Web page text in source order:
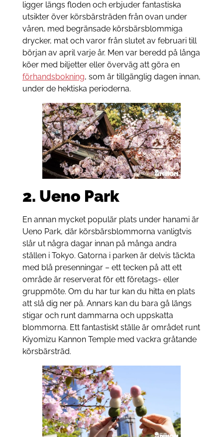
ligger längs floden och erbjuder fantastiska
utsikter över körsbärsträden från ovan under
våren, med begränsade körsbärsblommiga
drycker, mat och varor från slutet av februari till
början av april varje år. Men var beredd på långa
köer med biljetter eller överväg att göra en
förhandsbokning, som är tillgänglig dagen innan,
under de hektiska perioderna.
2. Ueno Park
En annan mycket populär plats under hanami är
Ueno Park, där körsbärsblommorna vanligtvis
slår ut några dagar innan på många andra
ställen i Tokyo. Gatorna i parken är delvis täckta
med blå presenningar – ett tecken på att ett
område är reserverat för ett företags- eller
gruppmöte. Om du har tur kan du hitta en plats
att slå dig ner på. Annars kan du bara gå längs
stigar och runt dammarna och uppskatta
blommorna. Ett fantastiskt ställe är området runt
Kiyomizu Kannon Temple med vackra gråtande
körsbärsträd.